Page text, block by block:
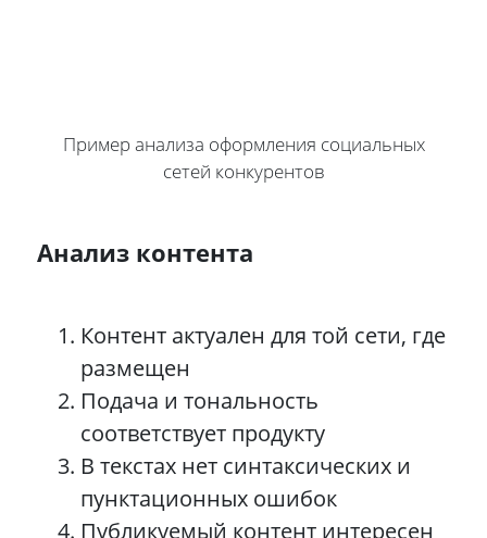
Пример анализа оформления социальных
сетей конкурентов
Анализ контента
Контент актуален для той сети, где
размещен
Подача и тональность
соответствует продукту
В текстах нет синтаксических и
пунктационных ошибок
Публикуемый контент интересен